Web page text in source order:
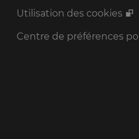
Utilisation des cookies
Centre de préférences